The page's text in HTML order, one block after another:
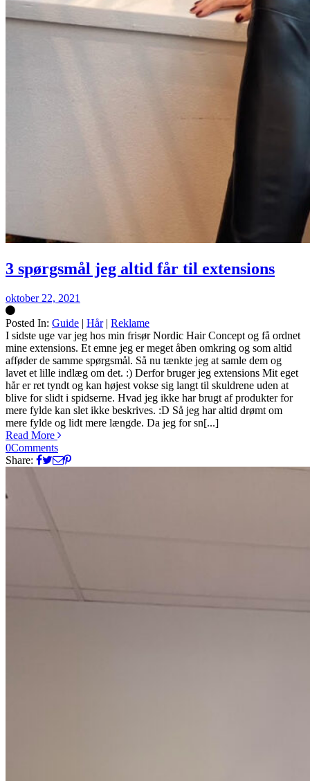
3 spørgsmål jeg altid får til extensions
oktober 22, 2021
Posted In: Guide | Hår| Reklame
Silke
I sidste uge var jeg hos min frisør Nordic Hair Concept og få ordnet
mine extensions. Et emne jeg er meget åben omkring og som altid
afføder de samme spørgsmål. Så nu tænkte jeg at samle dem og
lavet et lille indlæg om det. :) Derfor bruger jeg extensions Mit eget
hår er ret tyndt og kan højest vokse sig langt til skuldrene uden at
blive for slidt i spidserne. Hvad jeg ikke har brugt af produkter for
mere fylde kan slet ikke beskrives. :D Så jeg har altid drømt om
mere fylde og lidt mere længde. Da jeg for sn[...]
Read More
0Comments
Share: